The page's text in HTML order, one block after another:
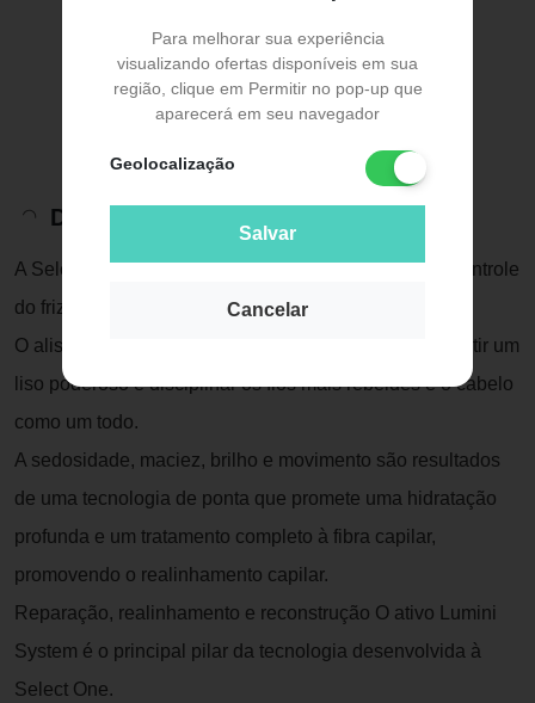
Para melhorar sua experiência
visualizando ofertas disponíveis em sua
região, clique em Permitir no pop-up que
aparecerá em seu navegador
Geolocalização
Salvar
Cancelar
Descrição do Produto
A Select One 300ml alinha os cabelos e promove o controle
do frizz e volume excessivos.
O alisamento conferido pelo produto é capaz de garantir um
liso poderoso e disciplinar os fios mais rebeldes e o cabelo
como um todo.
A sedosidade, maciez, brilho e movimento são resultados
de uma tecnologia de ponta que promete uma hidratação
profunda e um tratamento completo à fibra capilar,
promovendo o realinhamento capilar.
Reparação, realinhamento e reconstrução O ativo Lumini
System é o principal pilar da tecnologia desenvolvida à
Select One.